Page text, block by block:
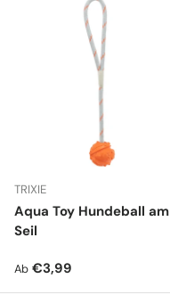
TRIXIE
Aqua Toy Hundeball am
Seil
Normaler Preis
Ab €3,99